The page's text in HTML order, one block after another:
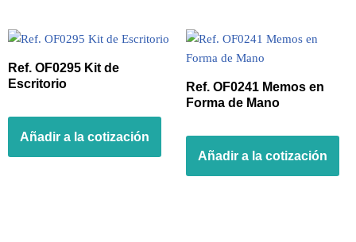
Ref. OF0295 Kit de
Escritorio
Añadir a la cotización
Ref. OF0241 Memos en
Forma de Mano
Añadir a la cotización